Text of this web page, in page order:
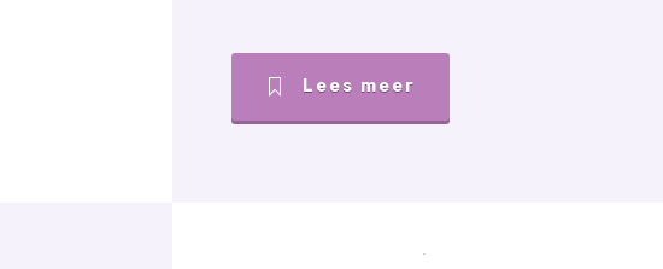
Lees meer